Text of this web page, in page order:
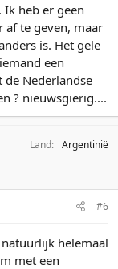
heb er geen
te geven, maar
is. Het gele
een
Nederlandse
? nieuwsgierig....
Land Argentinië
#6
helemaal
met een